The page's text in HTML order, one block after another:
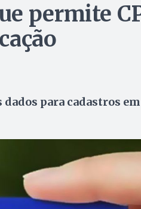
permite
para cadastros